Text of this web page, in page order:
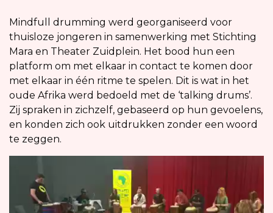
Mindfull drumming werd georganiseerd voor
thuisloze jongeren in samenwerking met Stichting
Mara en Theater Zuidplein. Het bood hun een
platform om met elkaar in contact te komen door
met elkaar in één ritme te spelen. Dit is wat in het
oude Afrika werd bedoeld met de ‘talking drums’.
Zij spraken in zichzelf, gebaseerd op hun gevoelens,
en konden zich ook uitdrukken zonder een woord
te zeggen.